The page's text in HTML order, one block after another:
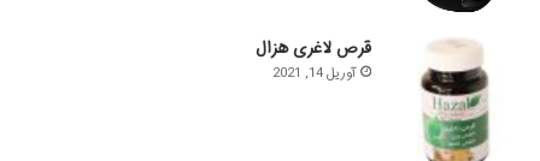
قرص لاغری هزال
آوریل 14, 2021